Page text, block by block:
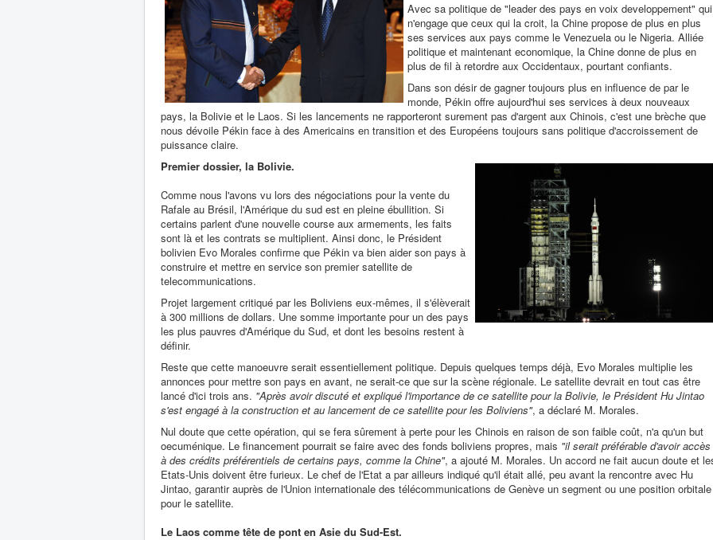
Avec sa politique de "leader des pays en voix developpement" qui
n'engage que ceux qui la croit, la Chine propose de plus en plus
ses services aux pays comme le Venezuela ou le Nigeria. Alliée
politique et maintenant economique, la Chine donne de plus en
plus de fil à retordre aux Occidentaux, pourtant confiants.
Dans son désir de gagner toujours plus en influence de par le
monde, Pékin offre aujourd'hui ses services à deux nouveaux
pays, la Bolivie et le Laos. Si les lancements ne rapporteront surement pas d'argent aux Chinois, c'est une brèche que
nous dévoile Pékin face à des Americains en transition et des Européens toujours sans politique d'accroissement de
puissance claire.
Premier dossier, la Bolivie.
Comme nous l'avons vu lors des négociations pour la vente du
Rafale au Brésil, l'Amérique du sud est en pleine ébullition. Si
certains parlent d'une nouvelle course aux armements, les faits
sont là et les contrats se multiplient. Ainsi donc, le Président
bolivien Evo Morales confirme que Pékin va bien aider son pays à
construire et mettre en service son premier satellite de
telecommunications.
Projet largement critiqué par les Boliviens eux-mêmes, il s'élèverait
à 300 millions de dollars. Une somme importante pour un des pays
les plus pauvres d'Amérique du Sud, et dont les besoins restent à
définir.
Reste que cette manoeuvre serait essentiellement politique. Depuis quelques temps déjà, Evo Morales multiplie les
annonces pour mettre son pays en avant, ne serait-ce que sur la scène régionale. Le satellite devrait en tout cas être
lancé d'ici trois ans. "Après avoir discuté et expliqué l'importance de ce satellite pour la Bolivie, le Président Hu Jintao
s'est engagé à la construction et au lancement de ce satellite pour les Boliviens", a déclaré M. Morales.
Nul doute que cette opération, qui se fera sûrement à perte pour les Chinois en raison de son faible coût, n'a qu'un but
oecuménique. Le financement pourrait se faire avec des fonds boliviens propres, mais "il serait préférable d'avoir accès
à des crédits préférentiels de certains pays, comme la Chine", a ajouté M. Morales. Un accord ne fait aucun doute et
Etats-Unis doivent être furieux. Le chef de l'Etat a par ailleurs indiqué qu'il était allé, peu avant la rencontre avec Hu
Jintao, garantir auprès de l'Union internationale des télécommunications de Genève un segment ou une position orbitale
pour le satellite.
Le Laos comme tête de pont en Asie du Sud-Est.